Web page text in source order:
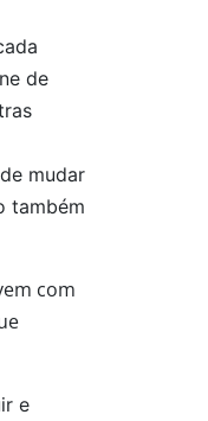
de
mudar
também
com
e